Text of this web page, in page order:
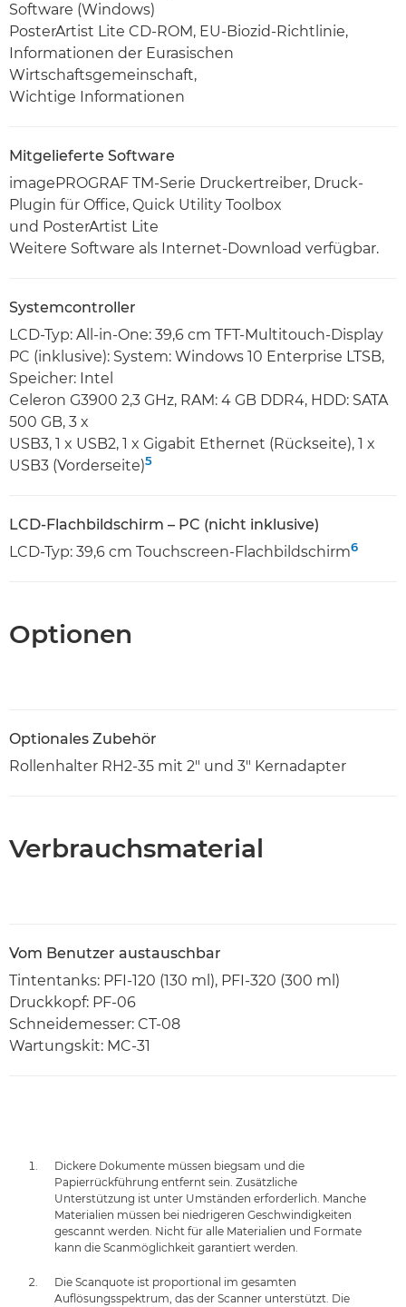
Software (Windows)
PosterArtist Lite CD-ROM, EU-Biozid-Richtlinie,
Informationen der Eurasischen
Wirtschaftsgemeinschaft,
Wichtige Informationen
Mitgelieferte Software
imagePROGRAF TM-Serie Druckertreiber, Druck-
Plugin für Office, Quick Utility Toolbox
und PosterArtist Lite
Weitere Software als Internet-Download verfügbar.
Systemcontroller
LCD-Typ: All-in-One: 39,6 cm TFT-Multitouch-Display
PC (inklusive): System: Windows 10 Enterprise LTSB,
Speicher: Intel
Celeron G3900 2,3 GHz, RAM: 4 GB DDR4, HDD: SATA
500 GB, 3 x
USB3, 1 x USB2, 1 x Gigabit Ethernet (Rückseite), 1 x
USB3 (Vorderseite)5
LCD-Flachbildschirm – PC (nicht inklusive)
LCD-Typ: 39,6 cm Touchscreen-Flachbildschirm6
Optionen
Optionales Zubehör
Rollenhalter RH2-35 mit 2" und 3" Kernadapter
Verbrauchsmaterial
Vom Benutzer austauschbar
Tintentanks: PFI-120 (130 ml), PFI-320 (300 ml)
Druckkopf: PF-06
Schneidemesser: CT-08
Wartungskit: MC-31
Dickere Dokumente müssen biegsam und die
Papierrückführung entfernt sein. Zusätzliche
Unterstützung ist unter Umständen erforderlich. Manche
Materialien müssen bei niedrigeren Geschwindigkeiten
gescannt werden. Nicht für alle Materialien und Formate
kann die Scanmöglichkeit garantiert werden.
Die Scanquote ist proportional im gesamten
Auflösungsspektrum, das der Scanner unterstützt. Die